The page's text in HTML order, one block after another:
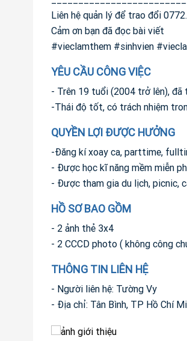
Liên hệ quản lý để trao đổi
Cảm ơn bạn đã đọc bài viết
#vieclamthem #sinhvien
YÊU CẦU CÔNG VIỆC
- Trên 19 tuổi (2004 trở lên),
-Thái độ tốt, có trách nhiệm
QUYỀN LỢI ĐƯỢC HƯỞNG
-Đăng kí xoay ca, parttime,
- Được học kĩ năng mềm miễn
- Được tham gia du lịch, picnic,
HỒ SƠ BAO GỒM
- 2 ảnh thẻ 3x4
- 2 CCCD photo ( không công
THÔNG TIN LIÊN HỆ
- Người liên hệ: Tường Vy
- Địa chỉ: Tân Bình, TP Hồ Chí